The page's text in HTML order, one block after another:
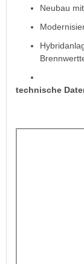
Neubau
technische